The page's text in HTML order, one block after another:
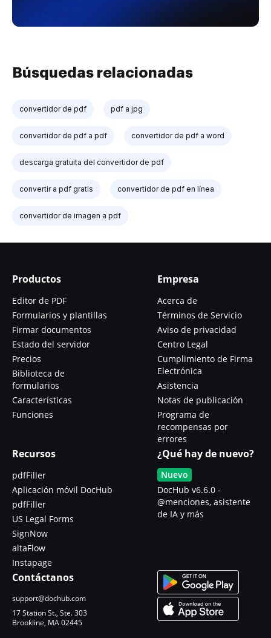
Búsquedas relacionadas
convertidor de pdf pdf a jpg
convertidor de pdf a pdf convertidor de pdf a word
descarga gratuita del convertidor de pdf
convertir a pdf gratis convertidor de pdf en línea
convertidor de imagen a pdf
Productos
Editor de PDF
Formularios y plantillas
Firmar documentos
Estado del servidor
Precios
Biblioteca de
formularios
Características
Funciones
Empresa
Acerca de
Términos de Servicio
Aviso de privacidad
Centro Legal
Cumplimiento de Firma
Electrónica
Asistencia
Notas de publicación
Programa de
recompensas por
errores
Recursos
pdfFiller
Aplicación móvil DocHub
pdfFiller
US Legal Forms
SignNow
altaFlow
Instapage
¿Qué hay de nuevo?
Nuevo
DocHub v6.6.0 -
@menciones, asistente
de IA y más
Contáctanos
support@dochub.com
17 Station St., Ste. 303
Brookline, MA 02445